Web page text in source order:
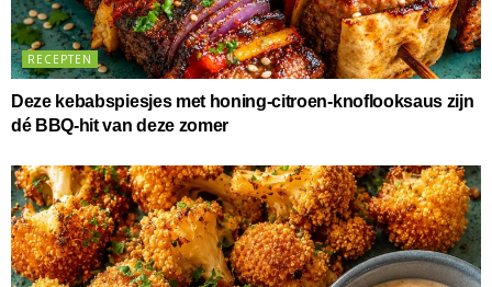
RECEPTEN
Deze kebabspiesjes met honing-citroen-knoflooksaus zijn
dé BBQ-hit van deze zomer